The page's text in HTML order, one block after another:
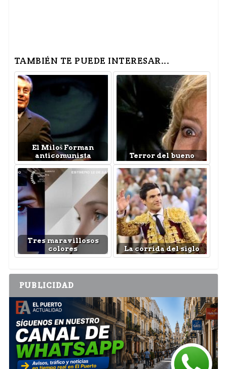
TAMBIÉN TE PUEDE INTERESAR...
El Miloš Forman
anticomunista
Terror del bueno
Tres maravillosos
colores
La corrida del siglo
PUBLICIDAD